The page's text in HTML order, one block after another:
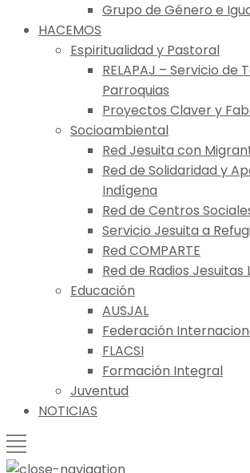
Grupo de Género e
HACEMOS
Espiritualidad y Pastoral
RELAPAJ – Servicio de
Parroquias
Proyectos Claver y
Socioambiental
Red Jesuita con
Red de Solidaridad y
Indígena
Red de Centros
Servicio Jesuita a
Red COMPARTE
Red de Radios Jesuitas
Educación
AUSJAL
Federación
FLACSI
Formación Integral
Juventud
NOTICIAS